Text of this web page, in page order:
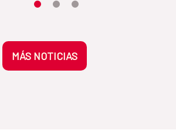
Moves the carousel to its element
Moves the carousel to its
Moves the carousel to its
MÁS NOTICIAS